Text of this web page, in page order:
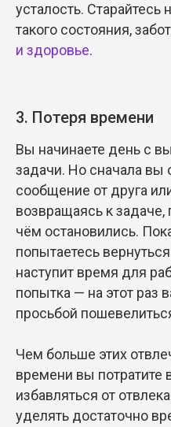
усталость.
такого состояния,
и здоровье.
3. Потеря времени
Вы начинаете день с
задачи. Но сначала вы
сообщение от друга
возвращаясь к задаче,
чём остановились.
попытаетесь
наступит время для
попытка — на этот раз
просьбой
Чем больше этих
времени вы потратите
избавляться от
уделять достаточно